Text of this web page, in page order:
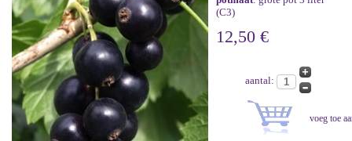
(C3)
12,50 €
aantal: